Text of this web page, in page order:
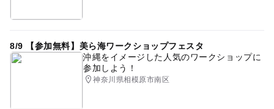
8/9 【参加無料】美ら海ワークショップフェスタ
沖縄をイメージした人気のワークショップに
参加しよう！
神奈川県相模原市南区